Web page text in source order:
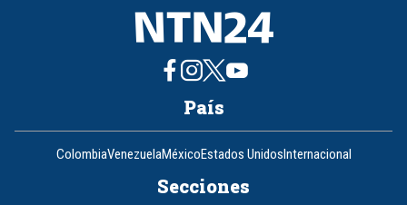
País
ColombiaVenezuelaMéxicoEstados UnidosInternacional
Secciones